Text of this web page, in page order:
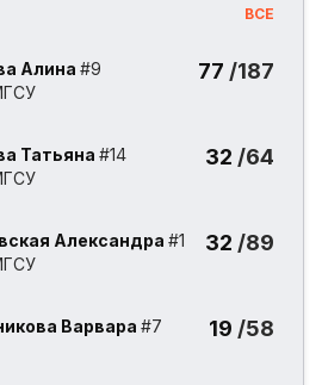
ВСЕ
Алина #9
77 /187
Татьяна #14
32 /64
Александра #1
32 /89
Варвара #7
19 /58